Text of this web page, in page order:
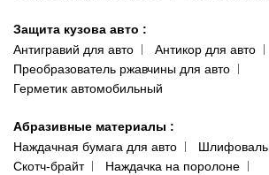
Защита кузова авто :
Антигравий для авто
Антикор для авто
Преобразователь ржавчины для авто
Герметик автомобильный
Абразивные материалы :
Наждачная бумага для авто
Скотч-брайт
Наждачка на поролоне